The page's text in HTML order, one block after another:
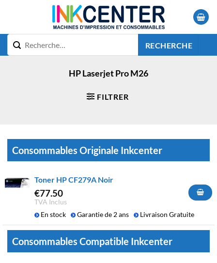
RECHERCHE
HP Laserjet Pro M26
FILTRER
Consommables Originale Inkcenter
Toner HP CF279A Noir
€77.50
TVA Inclus
En stock
Garantie de 2 ans Livraison Gratuite
Consommables Compatible Inkcenter